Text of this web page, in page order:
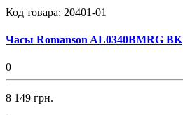
Код товара: 20401-01
Часы Romanson AL0340BMRG BK
0
8 149 грн.